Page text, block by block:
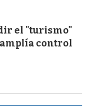
el "turismo"
control